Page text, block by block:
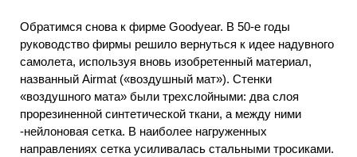
Обратимся снова к фирме Goodyear. В 50-е годы
руководство фирмы решило вернуться к идее надувного
самолета, используя вновь изобретенный материал,
названный Airmat («воздушный мат»). Стенки
«воздушного мата» были трехслойными: два слоя
прорезиненной синтетической ткани, а между ними
-нейлоновая сетка. В наиболее нагруженных
направлениях сетка усиливалась стальными тросиками.